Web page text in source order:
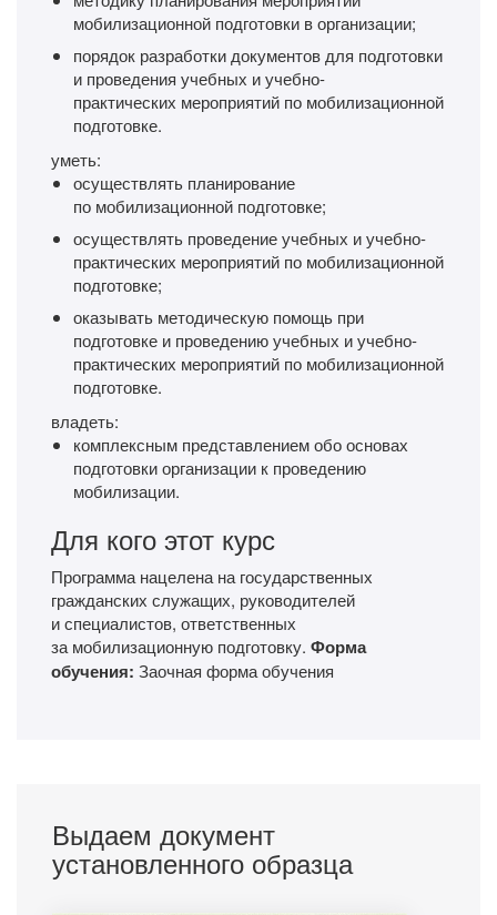
мобилизационной подготовки в организации;
порядок разработки документов для подготовки
и проведения учебных и учебно-
практических мероприятий по мобилизационной
подготовке.
уметь:
осуществлять планирование
по мобилизационной подготовке;
осуществлять проведение учебных и учебно-
практических мероприятий по мобилизационной
подготовке;
оказывать методическую помощь при
подготовке и проведению учебных и учебно-
практических мероприятий по мобилизационной
подготовке.
владеть:
комплексным представлением обо основах
подготовки организации к проведению
мобилизации.
Для кого этот курс
Программа нацелена на государственных
гражданских служащих, руководителей
и специалистов, ответственных
за мобилизационную подготовку. Форма
обучения: Заочная форма обучения
Выдаем документ
установленного образца